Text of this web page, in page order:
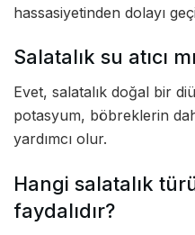
hassasiyetinden dolayı
Salatalık su atıcı
Evet, salatalık doğal bir
potasyum, böbreklerin
yardımcı olur.
Hangi salatalık
faydalıdır?